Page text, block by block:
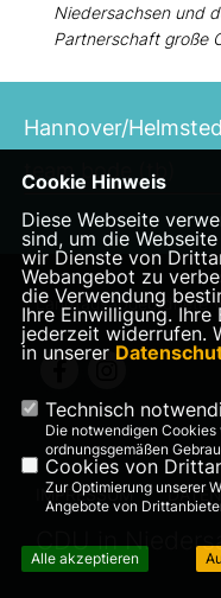
Niedersachsen und
Partnerschaft große
Hannover/
team bode (tb)
Landtagsabgeordnete
IMPRESSUM
CDU in
Cookie Hinweis
Diese Webseite
sind, um die
wir Dienste von
Webangebot zu
die Verwendung
Ihre Einwilligung.
jederzeit widerrufen.
in unserer
Technisch
Die notwendigen
ordnungsgemäßen
Cookies von
Zur Optimierung unserer
Angebote von
Alle akzeptieren